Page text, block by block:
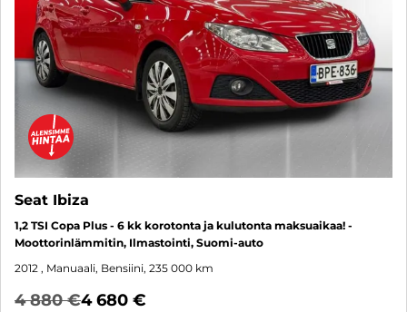
Seat Ibiza
1,2 TSI Copa Plus - 6 kk korotonta ja kulutonta maksuaikaa! -
Moottorinlämmitin, Ilmastointi, Suomi-auto
2012 , Manuaali, Bensiini, 235 000 km
4 880 €4 680 €